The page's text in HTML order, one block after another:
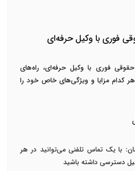
فوری با وکیل حرفه‌ای
فوری با وکیل حرفه‌ای، راه‌های
کدام مزایا و ویژگی‌های خاص خود را
: با یک تماس تلفنی می‌توانید در هر
دسترسی داشته باشید